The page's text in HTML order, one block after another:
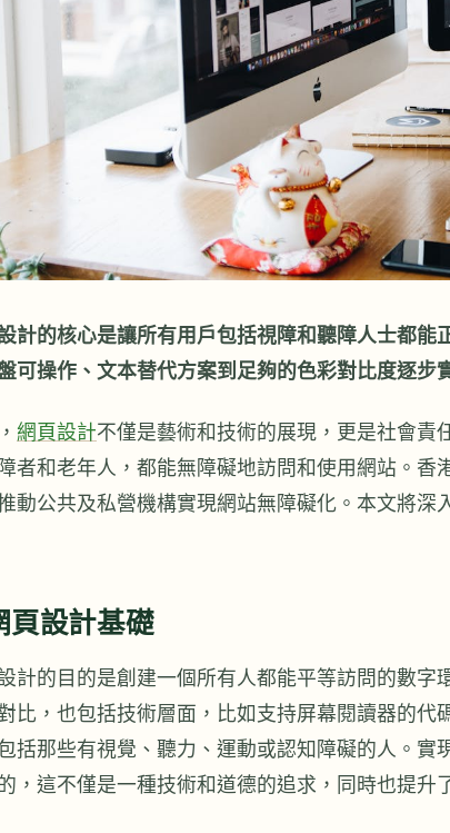
計的核心是讓所有用戶包括視障和聽障人士都能
可操作、文本替代方案到足夠的色彩對比度逐步
網頁設計不僅是藝術和技術的展現，更是社會責
者和老年人，都能無障礙地訪問和使用網站。香
動公共及私營機構實現網站無障礙化。本文將深
頁設計基礎
計的目的是創建一個所有人都能平等訪問的數字
比，也包括技術層面，比如支持屏幕閱讀器的代
括那些有視覺、聽力、運動或認知障礙的人。實
，這不僅是一種技術和道德的追求，同時也提升